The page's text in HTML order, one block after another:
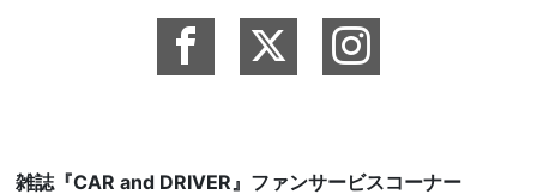
雑誌『CAR and DRIVER』ファンサービスコーナー